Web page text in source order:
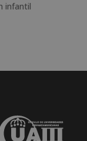
infantil